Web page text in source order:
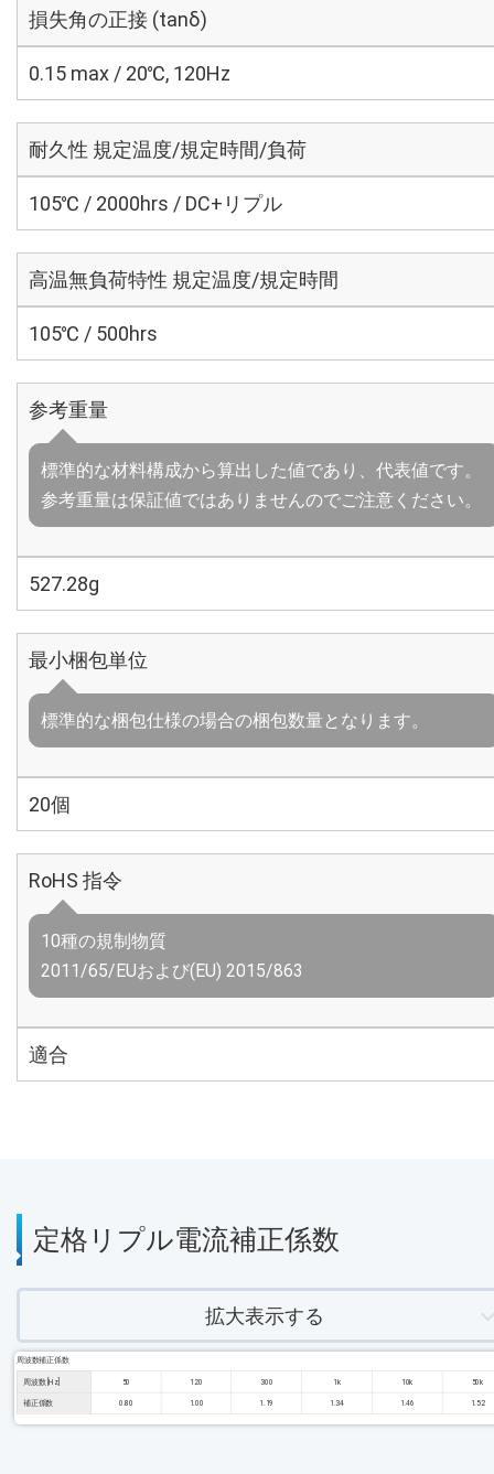
損失角の正接 (tanδ)
0.15 max / 20℃, 120Hz
耐久性 規定温度/規定時間/負荷
105℃ / 2000hrs / DC+リプル
高温無負荷特性 規定温度/規定時間
105℃ / 500hrs
参考重量
標準的な材料構成から算出した値であり、代表値です。
参考重量は保証値ではありませんのでご注意ください。
527.28g
最小梱包単位
標準的な梱包仕様の場合の梱包数量となります。
20個
RoHS 指令
10種の規制物質
2011/65/EUおよび(EU) 2015/863
適合
定格リプル電流補正係数
拡大表示する
周波数補正係数
周波数 [Hz] 50 120 300 1k 10k 50k
補正係数 0.80 1.00 1.19 1.34 1.46 1.52